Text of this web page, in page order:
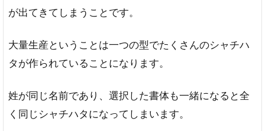
が出てきてしまうことです。
大量生産ということは一つの型でたくさんのシャチハ
タが作られていることになります。
姓が同じ名前であり、選択した書体も一緒になると全
く同じシャチハタになってしまいます。